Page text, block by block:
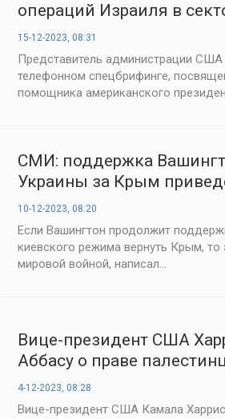
операций Израиля в
15-12-2023, 08:31
Представитель администрации США
телефонном спецбрифинге,
помощника американского
СМИ: поддержка
Украины за Крым
войне
10-12-2023, 08:20
Если Вашингтон продолжит
киевского режима вернуть Крым, то
мировой войной, написал...
Вице-президент США
Аббасу о праве
безопасность
4-12-2023, 08:28
Вице-президент США Камала